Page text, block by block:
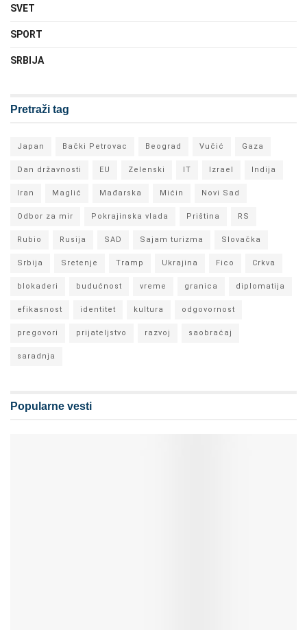
SVET
SPORT
SRBIJA
Pretraži tag
Japan Bački Petrovac Beograd Vučić Gaza
Dan državnosti EU Zelenski IT Izrael Indija
Iran Maglić Mađarska Mićin Novi Sad
Odbor za mir Pokrajinska vlada Priština RS
Rubio Rusija SAD Sajam turizma Slovačka
Srbija Sretenje Tramp Ukrajina Fico Crkva
blokaderi budućnost vreme granica diplomatija
efikasnost identitet kultura odgovornost
pregovori prijateljstvo razvoj saobraćaj
saradnja
Popularne vesti